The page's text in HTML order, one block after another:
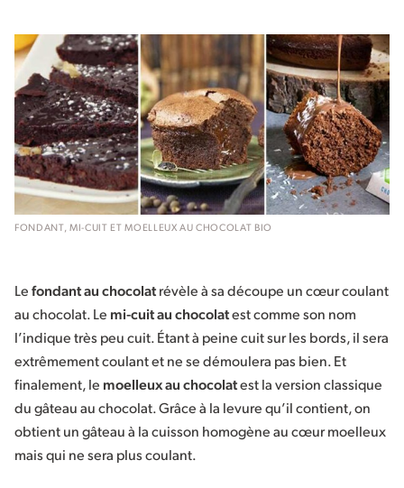
FONDANT, MI-CUIT ET MOELLEUX AU CHOCOLAT BIO
Lefondant au chocolatrévèle à sa découpe un cœur coulant
au chocolat. Le mi-cuit au chocolatest comme son nom
l’indique très peu cuit. Étant à peine cuit sur les bords, il sera
extrêmement coulant et ne se démoulera pas bien. Et
finalement, le moelleux au chocolatest la version classique
du gâteau au chocolat. Grâce à la levure qu’il contient, on
obtient un gâteau à la cuisson homogène au cœur moelleux
mais qui ne sera plus coulant.